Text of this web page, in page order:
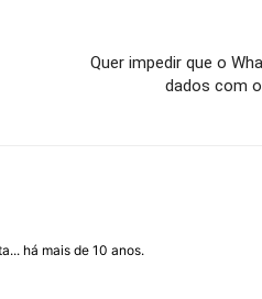
Quer impedir que o
dados com
há mais de 10 anos.